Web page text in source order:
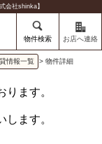
会社shinka】
物件検索 お店へ連絡
情報一覧 > 物件詳細
ます。
ます。